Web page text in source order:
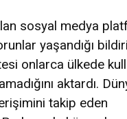
sosyal medya
yaşandığı
onlarca ülkede
aktardı.
takip eden